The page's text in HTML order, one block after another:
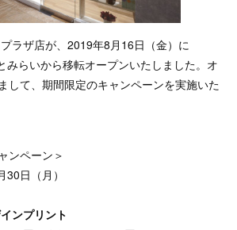
ラザ店が、2019年8月16日（金）に
みらいから移転オープンいたしました。オ
して、期間限定のキャンペーンを実施いた
ンペーン＞
日（月）
ンプリント